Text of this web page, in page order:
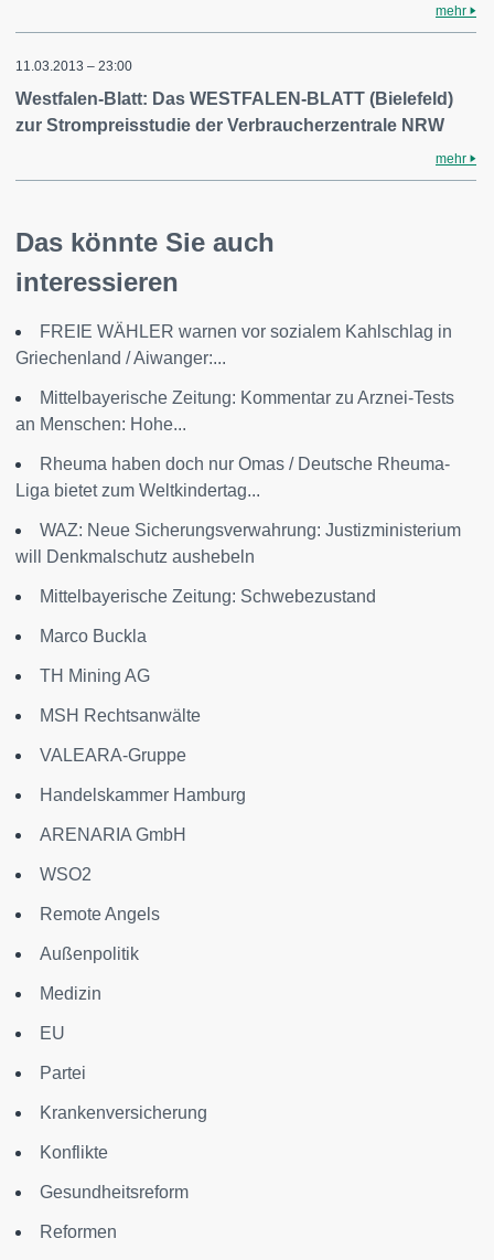
mehr
11.03.2013 – 23:00
Westfalen-Blatt: Das WESTFALEN-BLATT (Bielefeld)
zur Strompreisstudie der Verbraucherzentrale NRW
mehr
Das könnte Sie auch
interessieren
FREIE WÄHLER warnen vor sozialem Kahlschlag in
Griechenland / Aiwanger:...
Mittelbayerische Zeitung: Kommentar zu Arznei-Tests
an Menschen: Hohe...
Rheuma haben doch nur Omas / Deutsche Rheuma-
Liga bietet zum Weltkindertag...
WAZ: Neue Sicherungsverwahrung: Justizministerium
will Denkmalschutz aushebeln
Mittelbayerische Zeitung: Schwebezustand
Marco Buckla
TH Mining AG
MSH Rechtsanwälte
VALEARA-Gruppe
Handelskammer Hamburg
ARENARIA GmbH
WSO2
Remote Angels
Außenpolitik
Medizin
EU
Partei
Krankenversicherung
Konflikte
Gesundheitsreform
Reformen